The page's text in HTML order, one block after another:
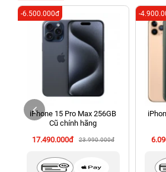
326 Lê Văn Việt, Tăng Nhơn Phú, Hồ
Đức cũ)
256 Võ Văn Ngân, Thủ Đức, Hồ Chí Minh
70 Nguyễn An Ninh, Dĩ An, Hồ Chí Minh
24h Vũng Tàu: 162A Ba Cu, Vũng Tàu,
Tàu cũ)
198 Hoàng Văn Thụ, Tân Sơn Nhất, Hồ
iPhone 15 Pro Max 256GB
Cũ chính hãng
17.490.000đ
23.990.000đ
-6.500.000đ -